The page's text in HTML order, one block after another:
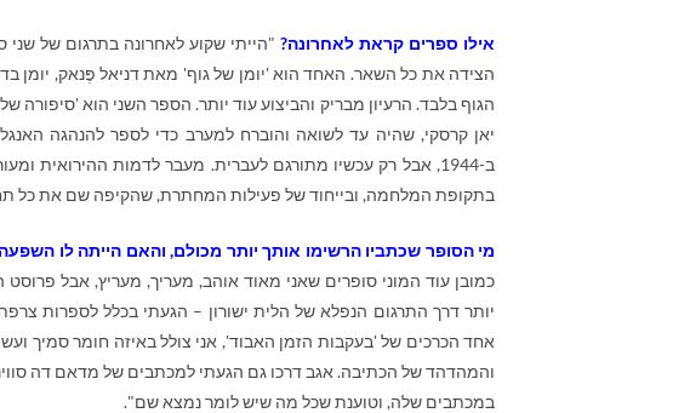
אילו ספרים קראת לאחרונה? "הייתי שקוע לאחרונה בתרגום של
הצידה את כל השאר. האחד הוא 'יומן של גוף' מאת דניאל פֶּנאק, יומן
הגוף בלבד. הרעיון מבריק והביצוע עוד יותר. הספר השני הוא
יאן קרסקי, שהיה עד לשואה והוברח למערב כדי לספר להנהגה
ב-1944, אבל רק עכשיו מתורגם לעברית. מעבר לדמות
בתקופת המלחמה, ובייחוד של פעילות המחתרת, שהקיפה שם את כל
מי הסופר שכתביו הרשימו אותך יותר מכולם, והאם הייתה לו
כמובן עוד המוני סופרים שאני מאוד אוהב, מעריך, מעריץ, אבל
יותר דרך התרגום הנפלא של הלית ישורון – הגעתי בכלל לספרות
אחד הכרכים של 'בעקבות הזמן האבוד', אני צולל באיזה חומר סמיך
והמהדהד של הכתיבה. אגב דרכו גם הגעתי למכתבים של מדאם דה
במכתבים שלה, וטוענת שכל מה שיש לומר נמצא שם".